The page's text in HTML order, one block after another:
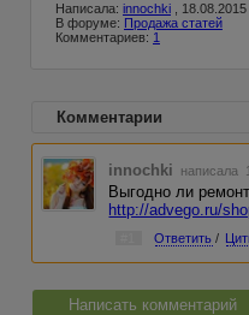
Написала: innochki ,
В форуме: Продажа статей
Комментариев: 1
Комментарии
innochki написала
Выгодно ли
http://advego.ru/
Ответить /
Написать комментарий